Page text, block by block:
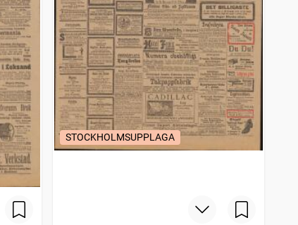
STOCKHOLMSUPPLAGA